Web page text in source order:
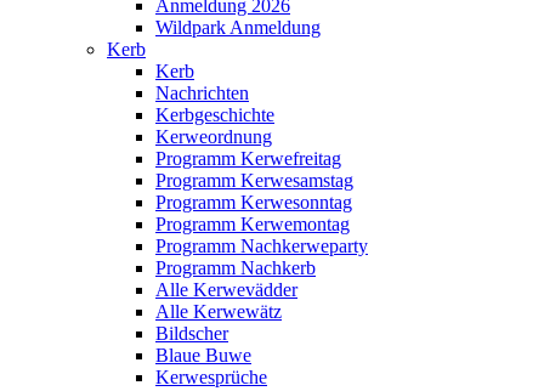
Anmeldung 2026
Wildpark Anmeldung
Kerb
Kerb
Nachrichten
Kerbgeschichte
Kerweordnung
Programm Kerwefreitag
Programm Kerwesamstag
Programm Kerwesonntag
Programm Kerwemontag
Programm Nachkerweparty
Programm Nachkerb
Alle Kerwevädder
Alle Kerwewätz
Bildscher
Blaue Buwe
Kerwesprüche